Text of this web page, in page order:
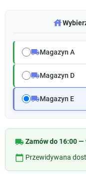
warehouse
local_shippingMagazyn A
local_shippingMagazyn D
local_shippingMagazyn E
local_shippingZamów do 16:00
calendar_today Przewidywana